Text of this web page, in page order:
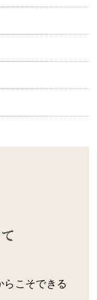
らこそできる